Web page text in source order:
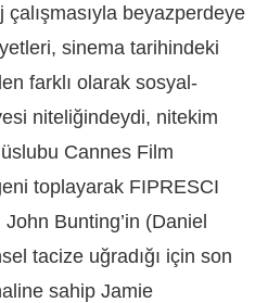
çalışmasıyla beyazperdeye
sinema tarihindeki
farklı olarak sosyal-
niteliğindeydi, nitekim
Cannes Film
toplayarak FIPRESCI
John Bunting’in (Daniel
tacize uğradığı için son
sahip Jamie